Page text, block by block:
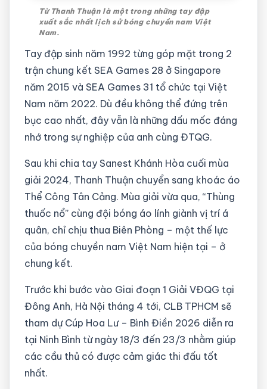
Từ Thanh Thuận là một trong những tay đập
xuất sắc nhất lịch sử bóng chuyền nam Việt
Nam.
Tay đập sinh năm 1992 từng góp mặt trong 2
trận chung kết SEA Games 28 ở Singapore
năm 2015 và SEA Games 31 tổ chức tại Việt
Nam năm 2022. Dù đều không thể đứng trên
bục cao nhất, đây vẫn là những dấu mốc đáng
nhớ trong sự nghiệp của anh cùng ĐTQG.
Sau khi chia tay Sanest Khánh Hòa cuối mùa
giải 2024, Thanh Thuận chuyển sang khoác áo
Thể Công Tân Cảng. Mùa giải vừa qua, “Thùng
thuốc nổ” cùng đội bóng áo lính giành vị trí á
quân, chỉ chịu thua Biên Phòng – một thế lực
của bóng chuyền nam Việt Nam hiện tại – ở
chung kết.
Trước khi bước vào Giai đoạn 1 Giải VĐQG tại
Đông Anh, Hà Nội tháng 4 tới, CLB TPHCM sẽ
tham dự Cúp Hoa Lư – Bình Điền 2026 diễn ra
tại Ninh Bình từ ngày 18/3 đến 23/3 nhằm giúp
các cầu thủ có được cảm giác thi đấu tốt
nhất.